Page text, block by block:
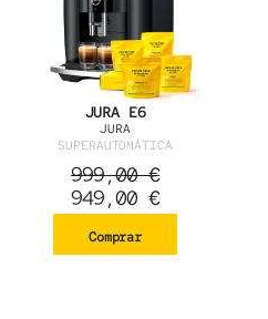
JURA E6
JURA
SUPERAUTOMÁTICA
999,00€
949,00 €
Comprar